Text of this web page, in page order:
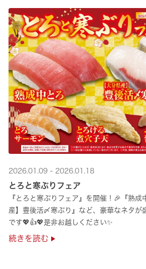
2026.01.09 - 2026.01.18
とろと寒ぶりフェア
『とろと寒ぶりフェア』を開催！🎉『熟成
産】豊後活〆寒ぶり』など、豪華なネタが
です💖👍💖是非お越しください✨
続きを読む